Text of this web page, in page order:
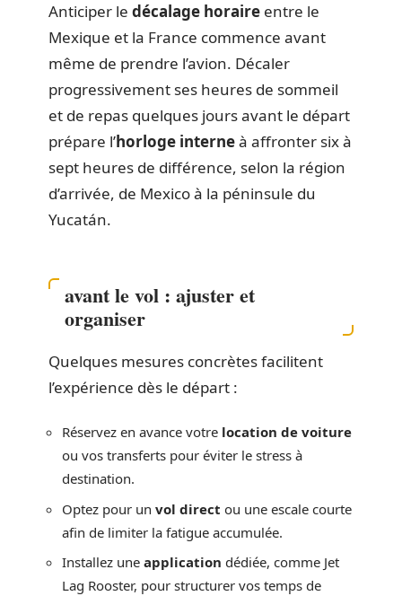
Anticiper le décalage horaire entre le
Mexique et la France commence avant
même de prendre l’avion. Décaler
progressivement ses heures de sommeil
et de repas quelques jours avant le départ
prépare l’horloge interneà affronter six à
sept heures de différence, selon la région
d’arrivée, de Mexico à la péninsule du
Yucatán.
avant le vol : ajuster et
organiser
Quelques mesures concrètes facilitent
l’expérience dès le départ :
Réservez en avance votre location de voiture
ou vos transferts pour éviter le stress à
destination.
Optez pour un vol direct ou une escale courte
afin de limiter la fatigue accumulée.
Installez une application dédiée, comme Jet
Lag Rooster, pour structurer vos temps de